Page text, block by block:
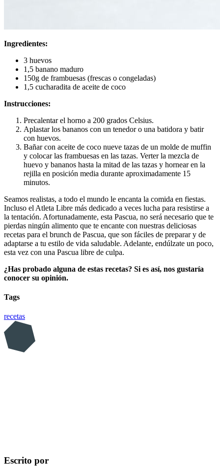
Ingredientes:
3 huevos
1,5 banano maduro
150g de frambuesas (frescas o congeladas)
1,5 cucharadita de aceite de coco
Instrucciones:
Precalentar el horno a 200 grados Celsius.
Aplastar los bananos con un tenedor o una batidora y batir
con huevos.
Bañar con aceite de coco nueve tazas de un molde de muffin
y colocar las frambuesas en las tazas. Verter la mezcla de
huevo y bananos hasta la mitad de las tazas y hornear en la
rejilla en posición media durante aproximadamente 15
minutos.
Seamos realistas, a todo el mundo le encanta la comida en fiestas.
Incluso el Atleta Libre más dedicado a veces lucha para resistirse a
la tentación. Afortunadamente, esta Pascua, no será necesario que te
pierdas ningún alimento que te encante con nuestras deliciosas
recetas para el brunch de Pascua, que son fáciles de preparar y de
adaptarse a tu estilo de vida saludable. Adelante, endúlzate un poco,
esta vez con una Pascua libre de culpa.
¿Has probado alguna de estas recetas? Si es así, nos gustaría
conocer su opinión.
Tags
recetas
Escrito por